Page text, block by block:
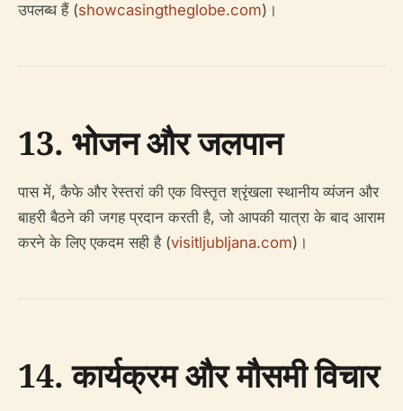
उपलब्ध हैं (showcasingtheglobe.com)।
13. भोजन और जलपान
पास में, कैफे और रेस्तरां की एक विस्तृत श्रृंखला स्थानीय व्यंजन और
बाहरी बैठने की जगह प्रदान करती है, जो आपकी यात्रा के बाद आराम
करने के लिए एकदम सही है (visitljubljana.com)।
14. कार्यक्रम और मौसमी विचार